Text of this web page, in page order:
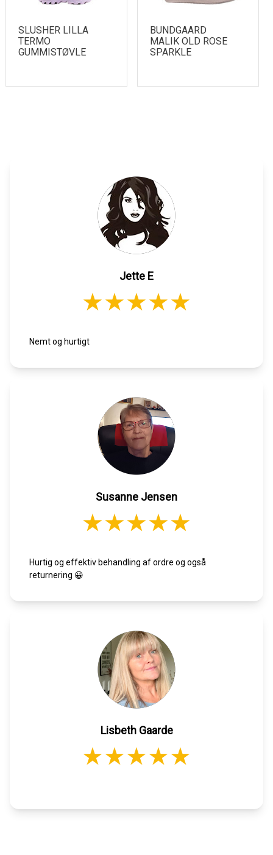
SLUSHER LILLA
TERMO
GUMMISTØVLE
BUNDGAARD
MALIK OLD ROSE
SPARKLE
Jette E
Nemt og hurtigt
Susanne Jensen
Hurtig og effektiv behandling af ordre og også
returnering 😀
Lisbeth Gaarde